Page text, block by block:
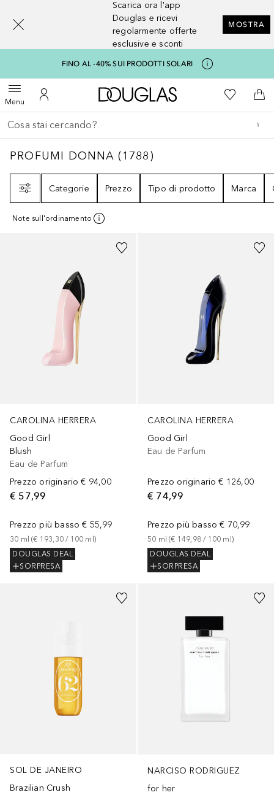
Scarica ora l'app
Douglas e ricevi
regolarmente offerte
esclusive e sconti
MOSTRA
FINO AL -40% SUI PRODOTTI SOLARI
MenuApri menuAl Mio Account
A Douglas HomeAlla Mia
Al
Torna indietro
Esegui ricerca
PROFUMI DONNA 1788
PROFUMI DONNA (1788)
Categorie
Prezzo Tipo di prodotto Marca
Note sull'ordinamento
CAROLINA HERRERA
Good Girl
Blush
Eau de Parfum
Prezzo originario € 94,00
€ 57,99
Prezzo più basso € 55,99
30 ml (€ 193,30 / 100 ml )
DOUGLAS DEAL
SORPRESA
Sponsorizzato
CAROLINA HERRERA
Good Girl
Eau de Parfum
Prezzo originario € 126,00
€ 74,99
Prezzo più basso € 70,99
50 ml (€ 149,98 / 100 ml )
DOUGLAS DEAL
SORPRESA
SOL DE JANEIRO
Brazilian Crush
NARCISO RODRIGUEZ
for her
[navigation.slideout.screenreader]